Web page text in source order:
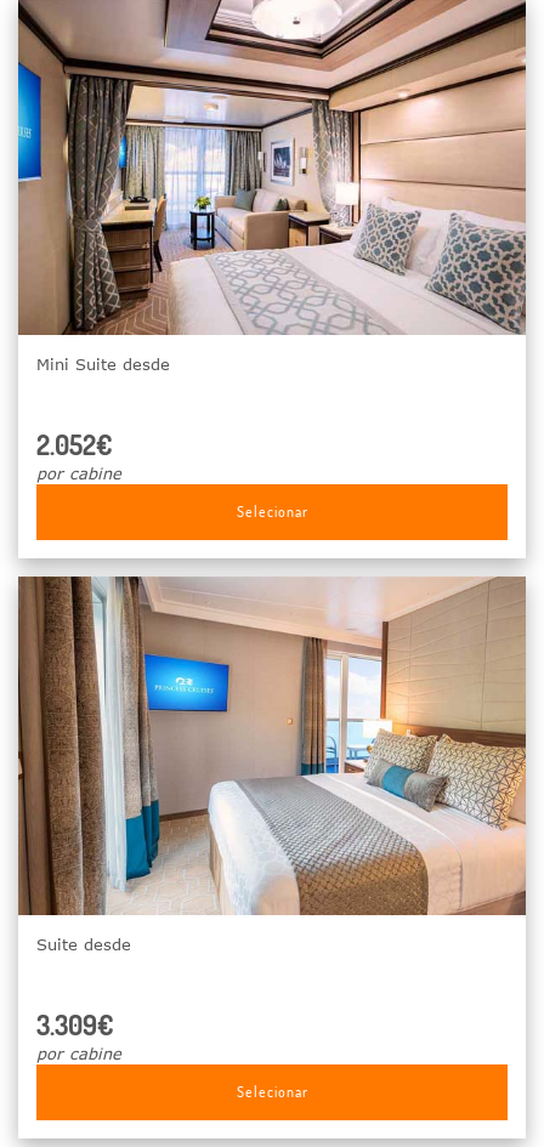
Mini Suite desde
2.052€
por cabine
Selecionar
Suite desde
3.309€
por cabine
Selecionar